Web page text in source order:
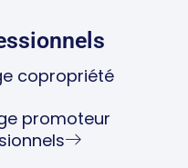
copropriété
promoteur